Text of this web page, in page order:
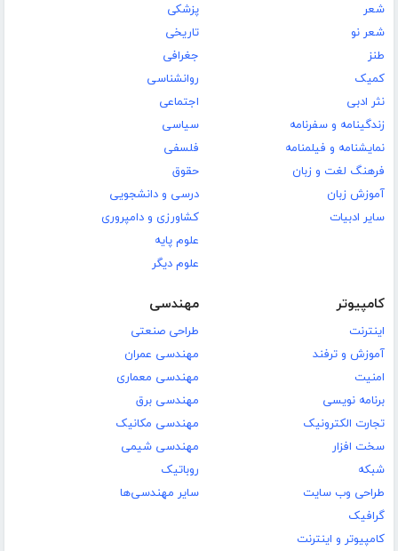
شعر
شعر نو
طنز
کمیک
نثر ادبی
زندگینامه و سفرنامه
نمایشنامه و فیلمنامه
فرهنگ لغت و زبان
آموزش زبان
سایر ادبیات
پزشکی
تاریخی
جغرافی
روانشناسی
اجتماعی
سیاسی
فلسفی
حقوق
درسی و دانشجویی
کشاورزی و دامپروری
علوم پایه
علوم دیگر
کامپیوتر
اینترنت
آموزش و ترفند
امنیت
برنامه نویسی
تجارت الکترونیک
سخت افزار
شبکه
طراحی وب سایت
گرافیک
کامپیوتر و اینترنت
مهندسی
طراحی صنعتی
مهندسی عمران
مهندسی معماری
مهندسی برق
مهندسی مکانیک
مهندسی شیمی
روباتیک
سایر مهندسی‌ها